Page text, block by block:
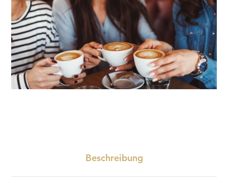
Beschreibung